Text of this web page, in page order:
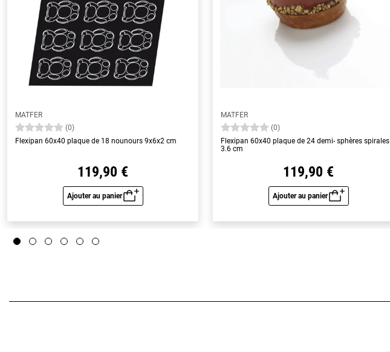
MATFER
(0)
Flexipan 60x40 plaque de 18 nounours 9x6x2 cm
119,90 €
Ajouter au panier
Aperçu rapide
MATFER
(0)
Flexipan 60x40 plaque de 24 demi- sphères spirales
3.6 cm
119,90 €
Ajouter au panier
Aperçu rapide